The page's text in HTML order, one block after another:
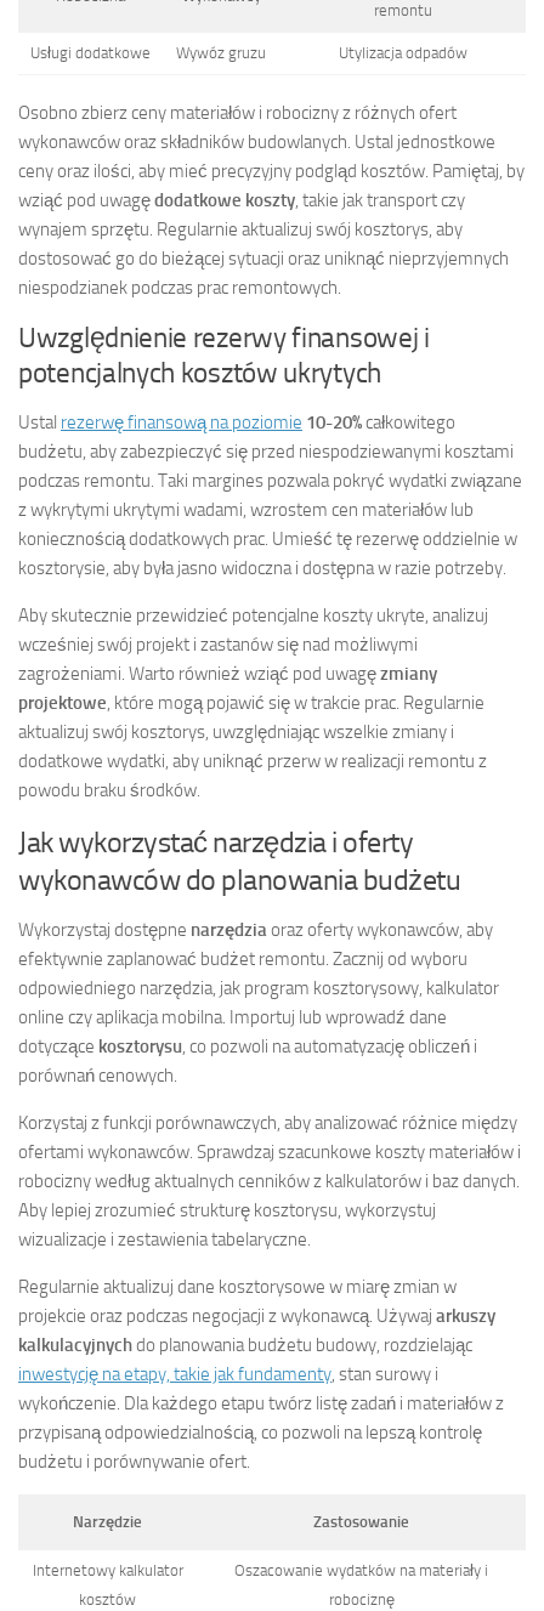
remontu
Usługi dodatkowe Wywóz gruzu Utylizacja odpadów
Osobno zbierz ceny materiałów i robocizny z różnych ofert
wykonawców oraz składników budowlanych. Ustal jednostkowe
ceny oraz ilości, aby mieć precyzyjny podgląd kosztów. Pamiętaj, by
wziąć pod uwagędodatkowe koszty, takie jak transport czy
wynajem sprzętu. Regularnie aktualizuj swój kosztorys, aby
dostosować go do bieżącej sytuacji oraz uniknąć nieprzyjemnych
niespodzianek podczas prac remontowych.
Uwzględnienie rezerwy finansowej i
potencjalnych kosztów ukrytych
Ustal rezerwę finansową na poziomie 10-20%całkowitego
budżetu, aby zabezpieczyć się przed niespodziewanymi kosztami
podczas remontu. Taki margines pozwala pokryć wydatki związane
z wykrytymi ukrytymi wadami, wzrostem cen materiałów lub
koniecznością dodatkowych prac. Umieść tę rezerwę oddzielnie w
kosztorysie, aby była jasno widoczna i dostępna w razie potrzeby.
Aby skutecznie przewidzieć potencjalne koszty ukryte, analizuj
wcześniej swój projekt i zastanów się nad możliwymi
zagrożeniami. Warto również wziąć pod uwagęzmiany
projektowe, które mogą pojawić się w trakcie prac. Regularnie
aktualizuj swój kosztorys, uwzględniając wszelkie zmiany i
dodatkowe wydatki, aby uniknąć przerw w realizacji remontu z
powodu braku środków.
Jak wykorzystać narzędzia i oferty
wykonawców do planowania budżetu
Wykorzystaj dostępne narzędziaoraz oferty wykonawców, aby
efektywnie zaplanować budżet remontu. Zacznij od wyboru
odpowiedniego narzędzia, jak program kosztorysowy, kalkulator
online czy aplikacja mobilna. Importuj lub wprowadź dane
dotyczące kosztorysu, co pozwoli na automatyzację obliczeń i
porównań cenowych.
Korzystaj z funkcji porównawczych, aby analizować różnice między
ofertami wykonawców. Sprawdzaj szacunkowe koszty materiałów i
robocizny według aktualnych cenników z kalkulatorów i baz danych.
Aby lepiej zrozumieć strukturę kosztorysu, wykorzystuj
wizualizacje i zestawienia tabelaryczne.
Regularnie aktualizuj dane kosztorysowe w miarę zmian w
projekcie oraz podczas negocjacji z wykonawcą. Używaj arkuszy
kalkulacyjnychdo planowania budżetu budowy, rozdzielając
inwestycję na etapy, takie jak fundamenty, stan surowy i
wykończenie. Dla każdego etapu twórz listę zadań i materiałów z
przypisaną odpowiedzialnością, co pozwoli na lepszą kontrolę
budżetu i porównywanie ofert.
Narzędzie Zastosowanie
Internetowy kalkulator
kosztów
Oszacowanie wydatków na materiały i
robociznę